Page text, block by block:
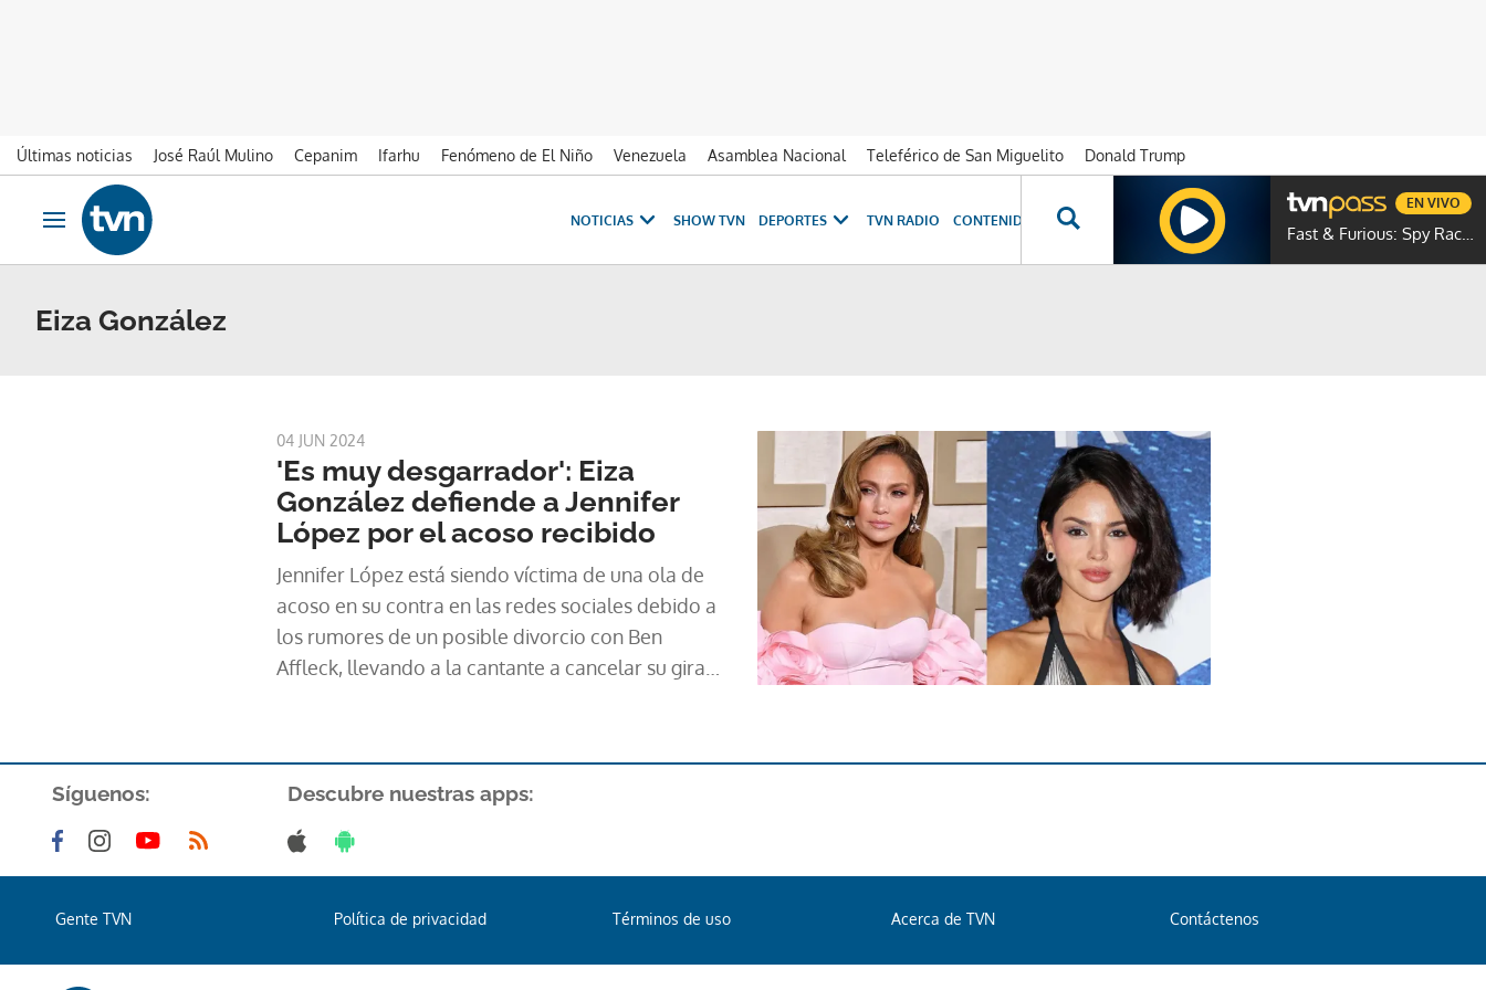
Últimas noticias José Raúl Mulino Cepanim Ifarhu Fenómeno de El Niño Venezuela Asamblea Nacional Teleférico de San Miguelito
Donald Trump
Ir al contenido
Obrir navegació
NOTICIAS SHOW TVN DEPORTES TVN RADIO CONTENIDOS ESPECIALES NOVELAS GENTE TVN
Fast & Furious: Spy Racers
EN VIVO
Eiza González
04 JUN 2024
'Es muy desgarrador': Eiza
González defiende a Jennifer
López por el acoso recibido
Jennifer López está siendo víctima de una ola de
acoso en su contra en las redes sociales debido a
los rumores de un posible divorcio con Ben
Affleck, llevando a la cantante a cancelar su gira
Síguenos: Descubre nuestras apps:
Gente TVN Política de privacidad Términos de uso Acerca de TVN Contáctenos